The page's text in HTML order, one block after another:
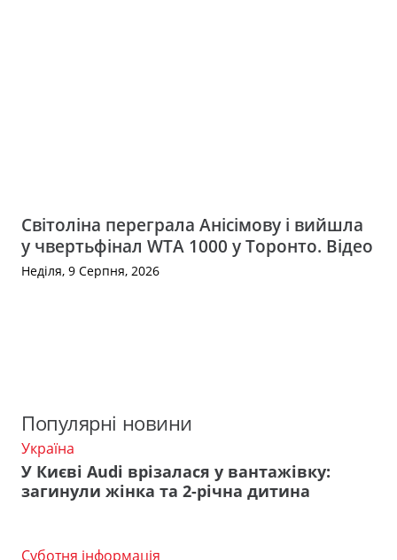
Світоліна переграла Анісімову і вийшла
у чвертьфінал WTA 1000 у Торонто. Відео
Неділя, 9 Серпня, 2026
Популярні новини
Україна
У Києві Audi врізалася у вантажівку:
загинули жінка та 2-річна дитина
Суботня інформація